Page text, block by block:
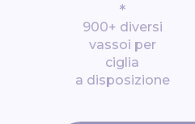
*
900+ diversi
vassoi per
ciglia
a disposizione